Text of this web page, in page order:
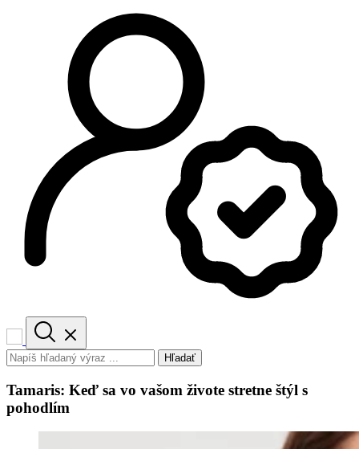
Hľadať
Tamaris: Keď sa vo vašom živote stretne štýl s
pohodlím